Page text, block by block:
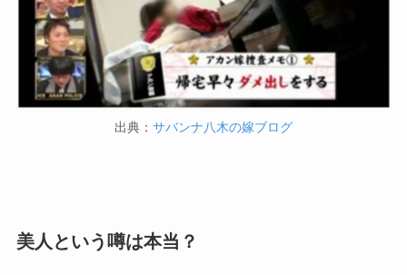
出典： サバンナ八木の嫁ブログ
美人という噂は本当？